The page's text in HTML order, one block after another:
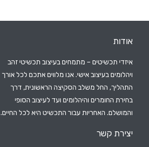
אודות
איזדי תכשיטים – מתמחים בעיצוב תכשיטי זהב
ויהלומים בעיצוב אישי. אנו מלווים אתכם לכל אורך
התהליך, החל משלב הסקיצה הראשונית, דרך
בחירת החומרים והיהלומים ועד לעיצוב הסופי
והמושלם. האחריות עבור התכשיט היא לכל החיים.
יצירת קשר